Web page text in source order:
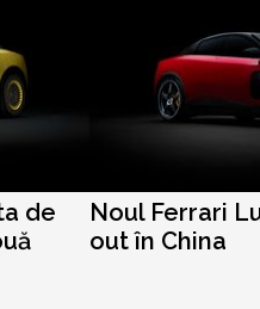
de
Noul Ferrari
out în China